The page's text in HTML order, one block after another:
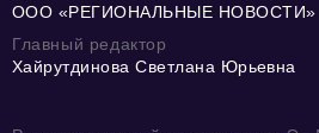
ООО «РЕГИОНАЛЬНЫЕ НОВОСТИ»
Главный редактор
Хайрутдинова Светлана Юрьевна